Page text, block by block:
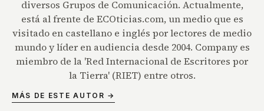
diversos Grupos de Comunicación. Actualmente,
está al frente de ECOticias.com, un medio que es
visitado en castellano e inglés por lectores de medio
mundo y líder en audiencia desde 2004. Company es
miembro de la 'Red Internacional de Escritores por
la Tierra' (RIET) entre otros.
MÁS DE ESTE AUTOR →